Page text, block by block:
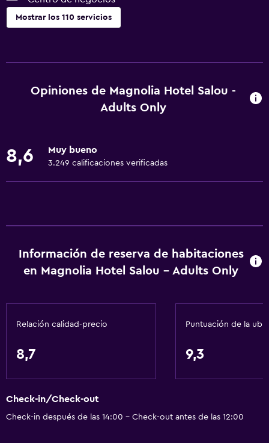
Mostrar los 110 servicios
Acceso a la playa
Canotaje
Ciclismo
Paseos a caballo
Bolera
Senderismo
Servicios básicos
Opiniones de Magnolia Hotel Salou -
Adults Only
8,6 Muy bueno
3.249 calificaciones verificadas
Información de reserva de habitaciones
en Magnolia Hotel Salou - Adults Only
Relación calidad-precio
8,7
Puntuación de la
9,3
Check-in/Check-out
Check-in después de las 14:00 - Check-out antes de las 12:00